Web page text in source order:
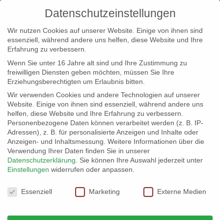
info@erfolgreich-events.de
+4940 46 777 230
Datenschutzeinstellungen
Wir nutzen Cookies auf unserer Website. Einige von ihnen sind
essenziell, während andere uns helfen, diese Website und Ihre
Erfahrung zu verbessern.
Wenn Sie unter 16 Jahre alt sind und Ihre Zustimmung zu
freiwilligen Diensten geben möchten, müssen Sie Ihre
Erziehungsberechtigten um Erlaubnis bitten.
Wir verwenden Cookies und andere Technologien auf unserer
Website. Einige von ihnen sind essenziell, während andere uns
helfen, diese Website und Ihre Erfahrung zu verbessern.
Personenbezogene Daten können verarbeitet werden (z. B. IP-
Adressen), z. B. für personalisierte Anzeigen und Inhalte oder
Anzeigen- und Inhaltsmessung. Weitere Informationen über die
Verwendung Ihrer Daten finden Sie in unserer
Datenschutzerklärung
Sie können Ihre Auswahl jederzeit unter
Einstellungen widerrufen oder anpassen.
Datenschutzeinstellungen
Essenziell Marketing Externe Medien